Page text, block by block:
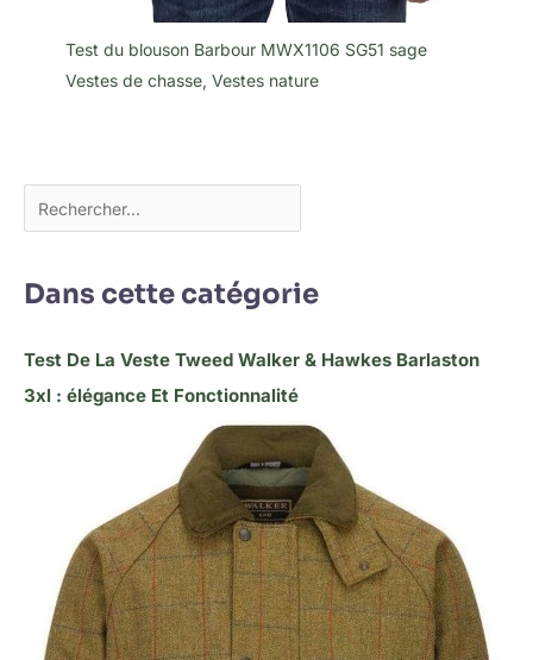
Test du blouson Barbour MWX1106 SG51 sage
Vestes de chasse, Vestes nature
Dans cette catégorie
Test De La Veste Tweed Walker & Hawkes Barlaston
3xl : élégance Et Fonctionnalité